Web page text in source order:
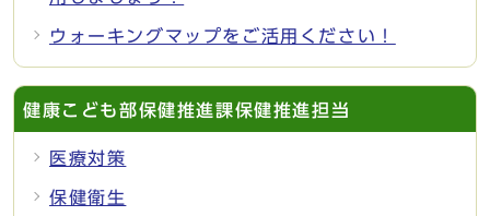
ウォーキングマップをご活用ください！
健康こども部保健推進課保健推進担当
医療対策
保健衛生